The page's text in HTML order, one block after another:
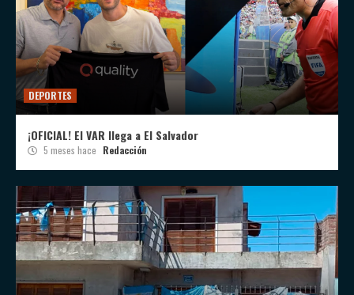
DEPORTES
¡OFICIAL! El VAR llega a El Salvador
5 meses hace Redacción